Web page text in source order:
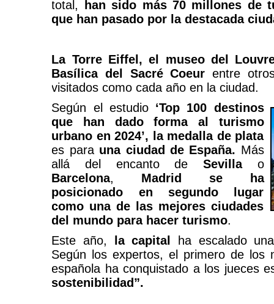
total,
han sido más 70 millones de
que han pasado por la destacada
La Torre Eiffel, el museo del
Basílica del Sacré Coeur entre
visitados como cada año en la ciudad.
Según el estudio ‘Top 100 destinos
que han dado forma al turismo
urbano en 2024’,
la medalla de plata
es para una ciudad de España. Más
allá del encanto de Sevilla o
Barcelona, Madrid se ha
posicionado en segundo lugar
como una de las mejores ciudades
del mundo para hacer turismo.
Este año,
la capital
ha escalado
Según los expertos, el primero de los
española ha conquistado a los jueces
sostenibilidad”.